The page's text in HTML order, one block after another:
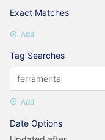
Exact Matches
Add
Tag Searches
Add
Date Options